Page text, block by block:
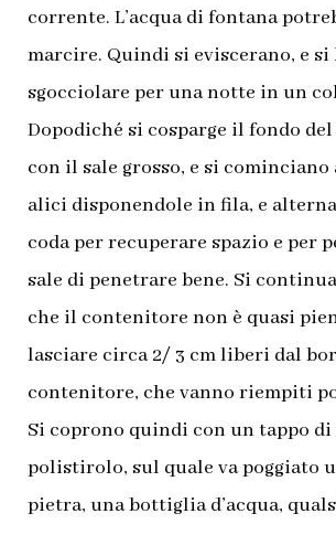
corrente. L’acqua di fontana
marcire. Quindi si eviscerano, e si
sgocciolare per una notte in un
Dopodiché si cosparge il fondo
con il sale grosso, e si cominciano
alici disponendole in fila, e
coda per recuperare spazio e per
sale di penetrare bene. Si
che il contenitore non è quasi
lasciare circa 2/ 3 cm liberi dal
contenitore, che vanno riempiti
Si coprono quindi con un tappo di
polistirolo, sul quale va poggiato
pietra, una bottiglia d’acqua,